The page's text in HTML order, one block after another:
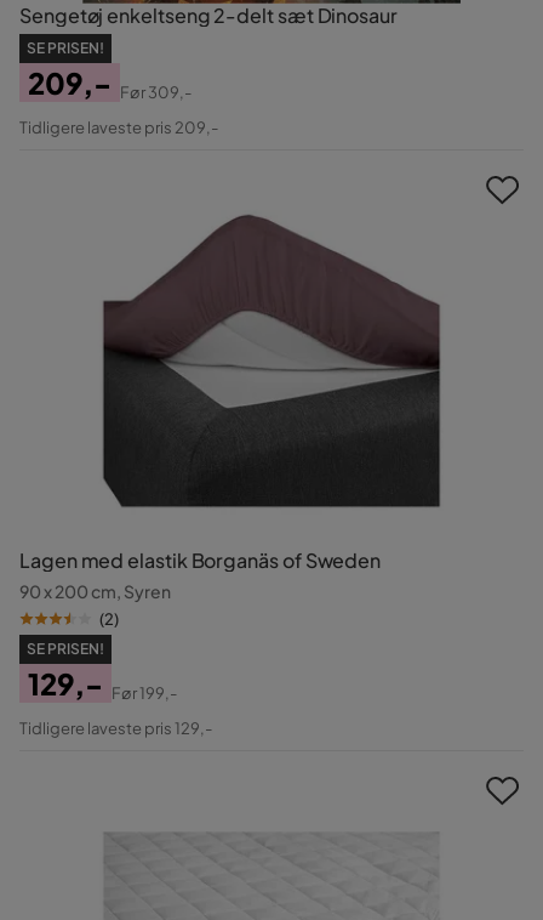
Sengetøj enkeltseng 2-delt sæt Dinosaur
SE PRISEN!
Pris
209,-
Original
Før309,-
Tidligere laveste pris 209,-
Lagen med elastik Borganäs of Sweden
90 x 200 cm, Syren
(2)
SE PRISEN!
Pris
129,-
Original
Før199,-
Tidligere laveste pris 129,-